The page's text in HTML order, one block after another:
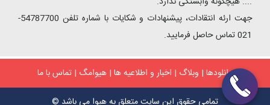
جهت ارئه انتقادات، پیشنهادات و شکایات با شماره تلفن 54787700-
021 تماس حاصل فرمایید.
دانلودها | وبلاگ | اخبار و اطلاعیه ها | هیوامگ | تماس با ما
تمامی حقوق این سایت متعلق به هیوا می باشد ©